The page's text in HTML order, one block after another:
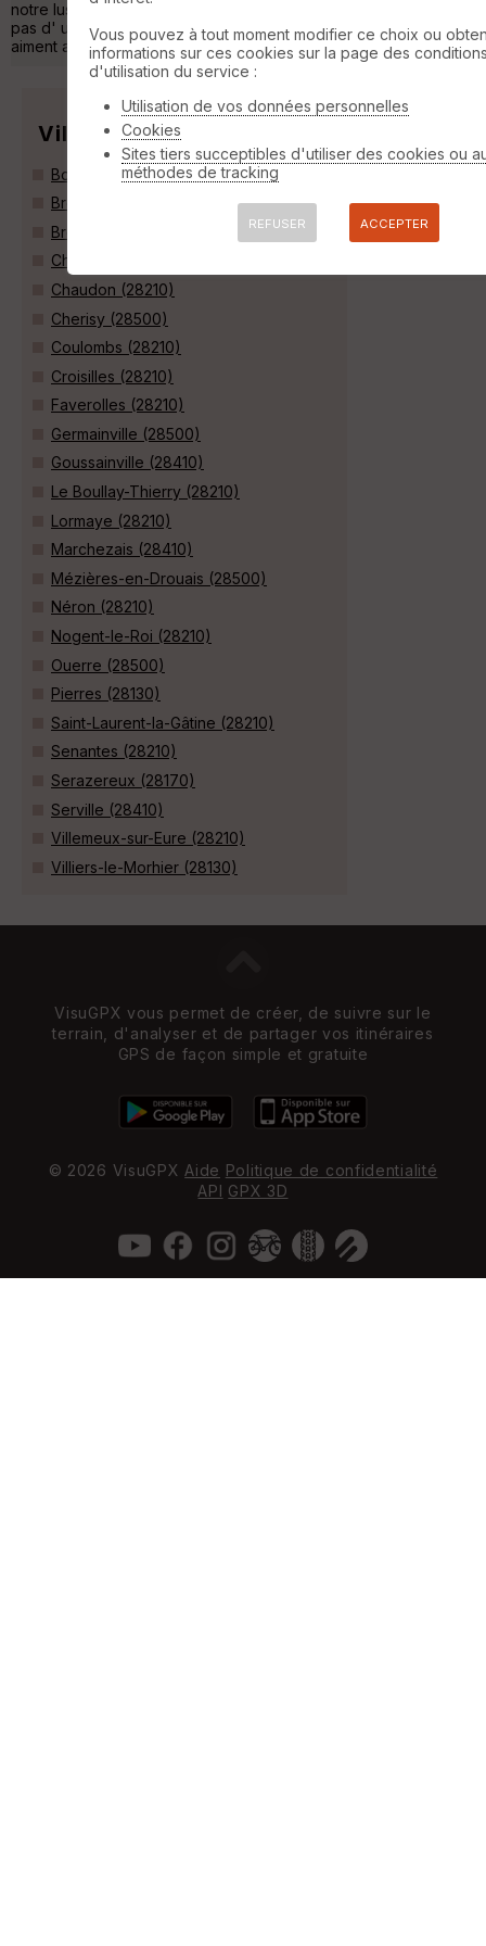
notre lus fidèle compagnon. L' ensemble de ce parcours n' est
pas d' une grande difficulté, et accessible aux cyclos qui
aiment avale »
Villes
Boutigny-Prouais (28410)
Bréchamps (28210)
Broué (28410)
Charpont (28500)
Chaudon (28210)
Cherisy (28500)
Coulombs (28210)
Croisilles (28210)
Faverolles (28210)
Germainville (28500)
Goussainville (28410)
Le Boullay-Thierry (28210)
Lormaye (28210)
Marchezais (28410)
Mézières-en-Drouais (28500)
Néron (28210)
Nogent-le-Roi (28210)
Ouerre (28500)
Pierres (28130)
Saint-Laurent-la-Gâtine (28210)
Senantes (28210)
Serazereux (28170)
Serville (28410)
Villemeux-sur-Eure (28210)
Villiers-le-Morhier (28130)
VisuGPX vous permet de créer, de suivre sur le
terrain, d'analyser et de partager vos itinéraires
GPS de façon simple et gratuite
© 2026 VisuGPX Aide Politique de confidentialité
API GPX 3D
Vous pouvez à tout moment modifier ce choix ou
informations sur ces cookies sur la page des
d'utilisation du service :
Utilisation de vos données personnelles
Cookies
Sites tiers succeptibles d'utiliser des cookies ou
méthodes de tracking
REFUSER ACCEPTER